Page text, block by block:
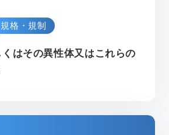
規格・規制
くはその異性体又はこれらの